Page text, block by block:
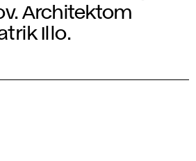
Architektom
Illo.